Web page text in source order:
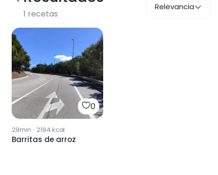
1 recetas
Relevancia
0
29min · 2194 kcal
Barritas de arroz